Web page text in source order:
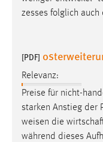
zesses folglich auch
[PDF]
Relevanz:
Preise für nicht-
starken Anstieg der
weisen die
während dieses
EXTERNE
externen Medien
YouTube
Vimeo